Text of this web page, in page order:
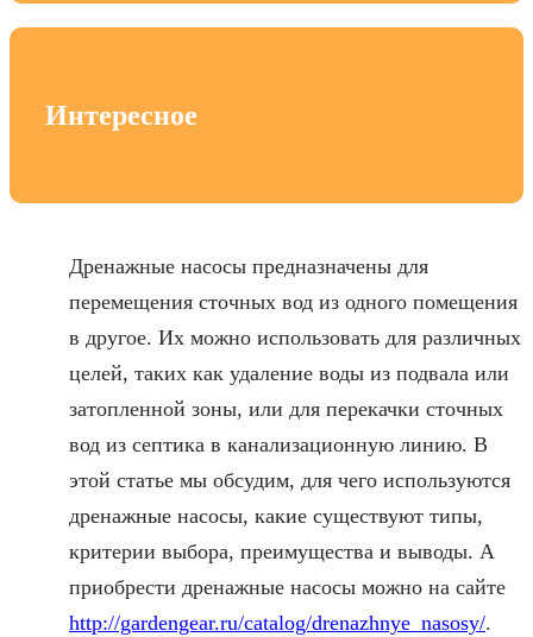
Интересное
Дренажные насосы предназначены для
перемещения сточных вод из одного помещения
в другое. Их можно использовать для различных
целей, таких как удаление воды из подвала или
затопленной зоны, или для перекачки сточных
вод из септика в канализационную линию. В
этой статье мы обсудим, для чего используются
дренажные насосы, какие существуют типы,
критерии выбора, преимущества и выводы. А
приобрести дренажные насосы можно на сайте
http://gardengear.ru/catalog/drenazhnye_nasosy/.